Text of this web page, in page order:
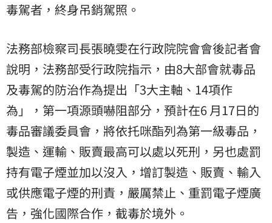
毒駕者，終身吊銷駕照。
法務部檢察司長張曉雯在行政院院會會後記者會
說明，法務部受行政院指示，由8大部會就毒品
及毒駕的防治作為提出「3大主軸、14項作
為」，第一項源頭嚇阻部分，預計在6 月17日的
毒品審議委員會，將依托咪酯列為第一級毒品，
製造、運輸、販賣最高可以處以死刑，另也處罰
持有電子煙並加以沒入，增訂製造、販賣、輸入
或供應電子煙的刑責，嚴厲禁止、重罰電子煙廣
告，強化國際合作，截毒於境外。